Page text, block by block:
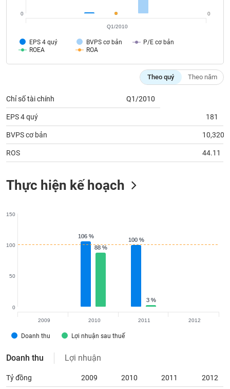
EPS 4 quý BVPS cơ bản
P/E cơ bản
ROEA
ROA
0 0
Q1/2010
Theo quý Theo năm
Chỉ số tài chính Q1/2010
EPS 4 quý 181
BVPS cơ bản 10,320
ROS 44.11
Thực hiện kế hoạch
106 %
106 %
100 %
100 %
88 %
88 %
3 %
3 %
Doanh thu Lợi nhuận sau thuế
0
50
100
150
2009 2010 2011 2012
Doanh thu Lợi nhuận
Tỷ đồng 2009 2010 2011
2012
tài
chính
Công
đầu
Truyền
chính
liệu
chính